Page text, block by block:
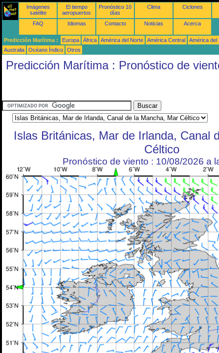
Imágenes
satélite
El tiempo
aeropuertos
Pronóstico 10
días
Clima Ciclones
FAQ Idiomas Contacto Noticias Acerca
Predicción Marítima : Europa África América del Norte América Central
América del
Australia
Océano Índico Otros
Predicción Marítima : Pronóstico de
Islas Británicas, Mar de Irlanda, Canal
Céltico
Pronóstico de viento : 10/08/2026 a